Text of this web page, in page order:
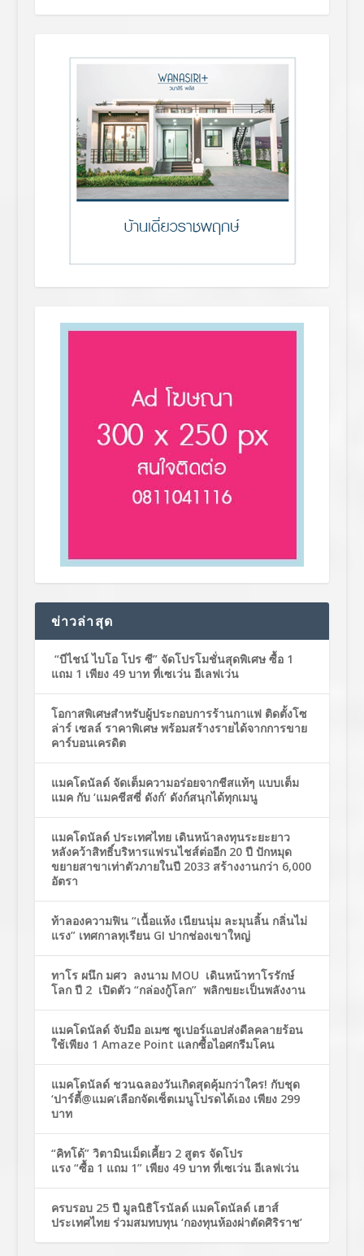
ข่าวล่าสุด
“บีไชน์ ไบโอ โปร ซี” จัดโปรโมชั่นสุดพิเศษ ซื้อ 1
แถม 1 เพียง 49 บาท ที่เซเว่น อีเลฟเว่น
โอกาสพิเศษสำหรับผู้ประกอบการร้านกาแฟ ติดตั้งโซ
ล่าร์ เซลล์ ราคาพิเศษ พร้อมสร้างรายได้จากการขาย
คาร์บอนเครดิต
แมคโดนัลด์ จัดเต็มความอร่อยจากชีสแท้ๆ แบบเต็ม
แมค กับ ‘แมคชีสซี่ ดังก์’ ดังก์สนุกได้ทุกเมนู
แมคโดนัลด์ ประเทศไทย เดินหน้าลงทุนระยะยาว
หลังคว้าสิทธิ์บริหารแฟรนไชส์ต่ออีก 20 ปี ปักหมุด
ขยายสาขาเท่าตัวภายในปี 2033 สร้างงานกว่า 6,000
อัตรา
ท้าลองความฟิน “เนื้อแห้ง เนียนนุ่ม ละมุนลิ้น กลิ่นไม่
แรง” เทศกาลทุเรียน GI ปากช่องเขาใหญ่
ทาโร ผนึก มศว ลงนาม MOU เดินหน้าทาโรรักษ์
โลก ปี 2 เปิดตัว “กล่องกู้โลก” พลิกขยะเป็นพลังงาน
แมคโดนัลด์ จับมือ อเมซ ซูเปอร์แอปส่งดีลคลายร้อน
ใช้เพียง 1 Amaze Point แลกซื้อไอศกรีมโคน
แมคโดนัลด์ ชวนฉลองวันเกิดสุดคุ้มกว่าใคร! กับชุด
‘ปาร์ตี้@แมค’เลือกจัดเซ็ตเมนูโปรดได้เอง เพียง 299
บาท
“คิทโด้” วิตามินเม็ดเคี้ยว 2 สูตร จัดโปร
แรง “ซื้อ 1 แถม 1” เพียง 49 บาท ที่เซเว่น อีเลฟเว่น
ครบรอบ 25 ปี มูลนิธิโรนัลด์ แมคโดนัลด์ เฮาส์
ประเทศไทย ร่วมสมทบทุน ‘กองทุนห้องผ่าตัดศิริราช’